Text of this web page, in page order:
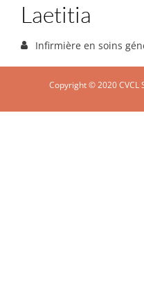
Laetitia
Infirmière en soins
Copyright © 2020